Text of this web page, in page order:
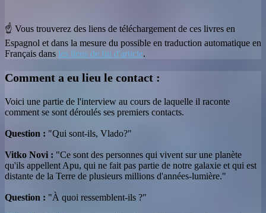
☝ Vous trouverez des liens de téléchargement de ces livres en
Espagnol et dans la mesure du possible en traduction automatique en
Français dans les liens de fin d'article.
Comment a eu lieu le contact :
Voici une partie de l'interview au cours de laquelle il raconte
comment se sont déroulés ses premiers contacts.
Question : "Qui sont-ils, Vlado?"
Vitko Novi : "Ce sont des personnes qui vivent sur une planète
qu'ils appellent Apu, qui ne fait pas partie de notre galaxie et qui est
distante de la Terre de plusieurs millions d'années-lumière."
Question : "À quoi ressemblent-ils ?"